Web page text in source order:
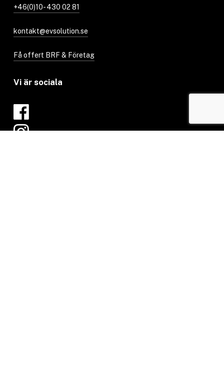
+46(0)10- 430 02 81
kontakt@evsolution.se
Få offert BRF & Företag
Vi är sociala